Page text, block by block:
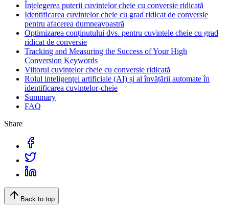
Înțelegerea puterii cuvintelor cheie cu conversie ridicată
Identificarea cuvintelor cheie cu grad ridicat de conversie
pentru afacerea dumneavoastră
Optimizarea conținutului dvs. pentru cuvintele cheie cu grad
ridicat de conversie
Tracking and Measuring the Success of Your High
Conversion Keywords
Viitorul cuvintelor cheie cu conversie ridicată
Rolul inteligenței artificiale (AI) și al învățării automate în
identificarea cuvintelor-cheie
Summary
FAQ
Share
Back to top